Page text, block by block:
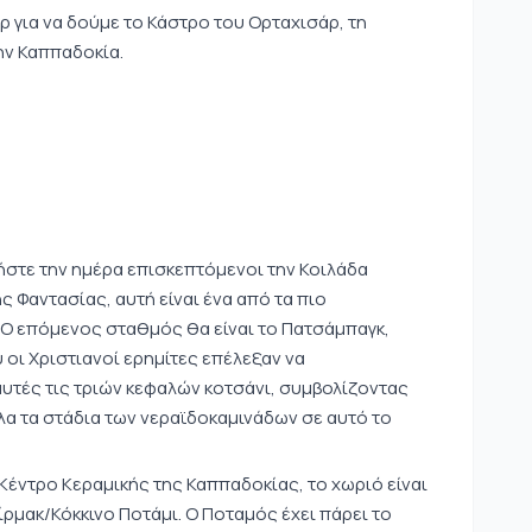
να δούμε το Κάστρο του Ορταχισάρ, τη
Καππαδοκία.
την ημέρα επισκεπτόμενοι την Κοιλάδα
αυτή είναι ένα από τα πιο
επόμενος σταθμός θα είναι το Πατσάμπαγκ,
Χριστιανοί ερημίτες επέλεξαν να
τις τριών κεφαλών κοτσάνι, συμβολίζοντας
τα στάδια των νεραϊδοκαμινάδων σε αυτό το
Κεραμικής της Καππαδοκίας, το χωριό είναι
Κόκκινο Ποτάμι. Ο Ποταμός έχει πάρει το